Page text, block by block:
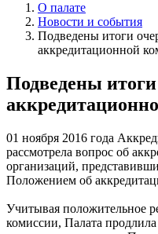
О палате
Новости и события
Подведены итоги
аккредитационной
Подведены итоги
01 ноября 2016 года
рассмотрела вопрос об
организаций,
Положением об
Учитывая положительное
комиссии, Палата